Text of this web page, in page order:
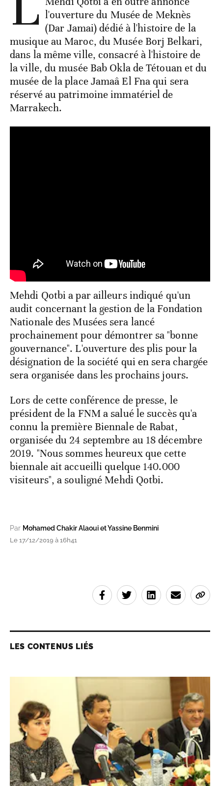
l'ouverture du Musée de Meknès
(Dar Jamai) dédié à l'histoire de la
musique au Maroc, du Musée Borj Belkari,
dans la même ville, consacré à l'histoire de
la ville, du musée Bab Okla de Tétouan et du
musée de la place Jamaâ El Fna qui sera
réservé au patrimoine immatériel de
Marrakech.
Mehdi Qotbi a par ailleurs indiqué qu'un
audit concernant la gestion de la Fondation
Nationale des Musées sera lancé
prochainement pour démontrer sa "bonne
gouvernance". L'ouverture des plis pour la
désignation de la société qui en sera chargée
sera organisée dans les prochains jours.
Lors de cette conférence de presse, le
président de la FNM a salué le succès qu'a
connu la première Biennale de Rabat,
organisée du 24 septembre au 18 décembre
2019. "Nous sommes heureux que cette
biennale ait accueilli quelque 140.000
visiteurs", a souligné Mehdi Qotbi.
Par Mohamed Chakir Alaoui et Yassine Benmini
Le 17/12/2019 à 16h41
LES CONTENUS LIÉS